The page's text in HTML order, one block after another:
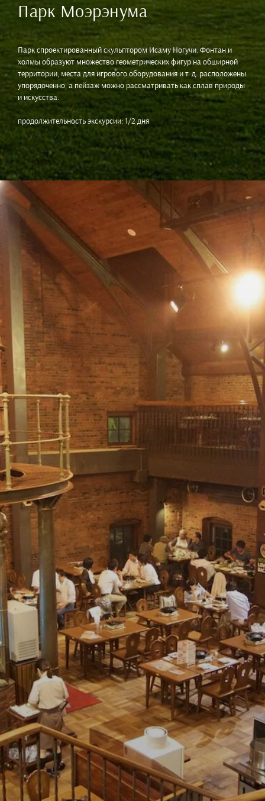
Парк Моэрэнума
Парк спроектированный скульптором Исаму Ногучи. Фонтан и
холмы образуют множество геометрических фигур на обширной
территории, места для игрового оборудования и т. д. расположены
упорядоченно, а пейзаж можно рассматривать как сплав природы
и искусства.
продолжительность экскурсии: 1/2 дня